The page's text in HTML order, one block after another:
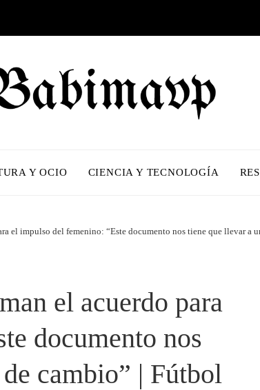
Y OCIO CIENCIA Y TECNOLOGÍA
el impulso del femenino: “Este documento nos tiene que llevar a
el acuerdo para
documento nos
cambio” | Fútbol